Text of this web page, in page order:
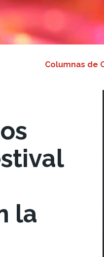
Columnas de
la